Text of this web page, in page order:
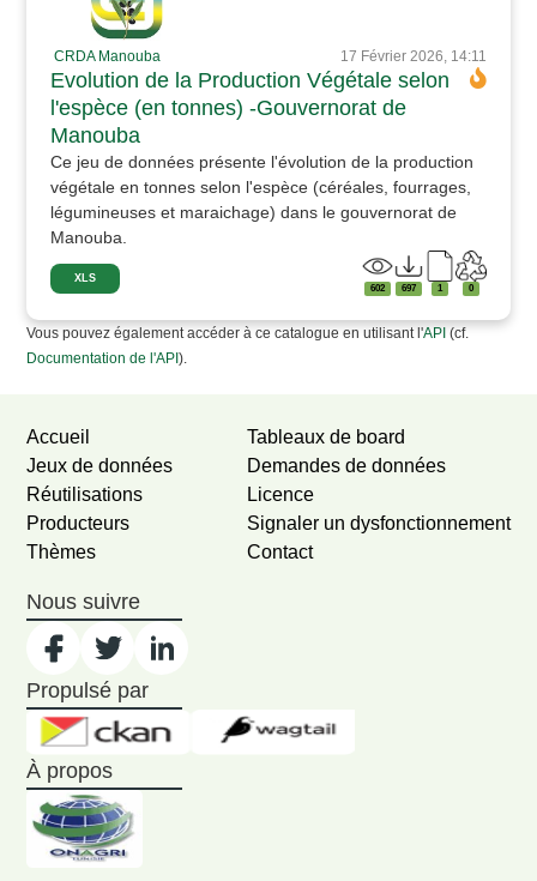
CRDA Manouba 17 Février 2026, 14:11
Evolution de la Production Végétale selon
l'espèce (en tonnes) -Gouvernorat de
Manouba
Ce jeu de données présente l'évolution de la production
végétale en tonnes selon l'espèce (céréales, fourrages,
légumineuses et maraichage) dans le gouvernorat de
Manouba.
XLS
602 697 1 0
Vous pouvez également accéder à ce catalogue en utilisant l'API (cf.
Documentation de l'API).
Accueil
Jeux de données
Réutilisations
Producteurs
Thèmes
Tableaux de board
Demandes de données
Licence
Signaler un dysfonctionnement
Contact
Nous suivre
Propulsé par
À propos